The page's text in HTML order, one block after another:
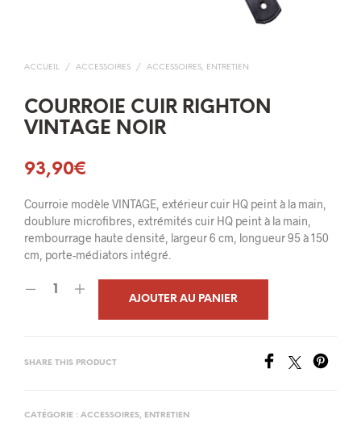
ACCUEIL / ACCESSOIRES / ACCESSOIRES, ENTRETIEN
COURROIE CUIR RIGHTON
VINTAGE NOIR
93,90€
Courroie modèle VINTAGE, extérieur cuir HQ peint à la main,
doublure microfibres, extrémités cuir HQ peint à la main,
rembourrage haute densité, largeur 6 cm, longueur 95 à 150
cm, porte-médiators intégré.
AJOUTER AU PANIER
SHARE THIS PRODUCT
CATÉGORIE : ACCESSOIRES, ENTRETIEN